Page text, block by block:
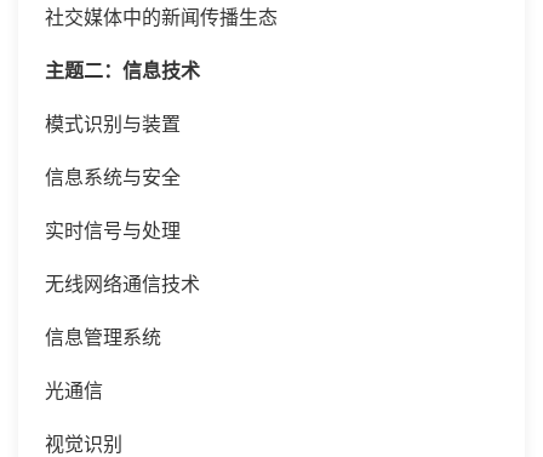
社交媒体中的新闻传播生态
主题二：信息技术
模式识别与装置
信息系统与安全
实时信号与处理
无线网络通信技术
信息管理系统
光通信
视觉识别